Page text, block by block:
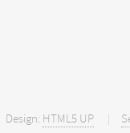
Design: HTML5 UP